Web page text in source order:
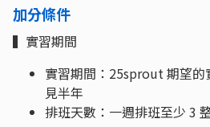
加分條件
▍實習期間
實習期間：25sprout 期望的
見半年
排班天數：一週排班至少 3